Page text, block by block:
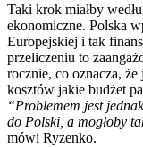
Taki krok miałby
ekonomiczne. Polska
Europejskiej i tak
przeliczeniu to
rocznie, co oznacza,
kosztów jakie budżet
“Problemem jest
do Polski, a mogłoby
mówi Ryzenko.